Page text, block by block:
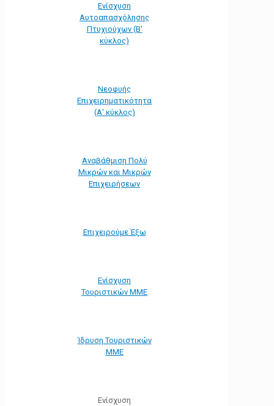
Ενίσχυση
Αυτοαπασχόλησης
Πτυχιούχων (Β'
κύκλος)
Νεοφυής
Επιχειρηματικότητα
(Α' κύκλος)
Αναβάθμιση Πολύ
Μικρών και Μικρών
Επιχειρήσεων
Επιχειρούμε Έξω
Ενίσχυση
Τουριστικών ΜΜΕ
Ίδρυση Τουριστικών
ΜΜΕ
Ενίσχυση